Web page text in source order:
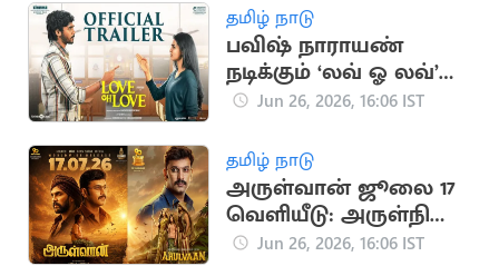
தமிழ் நாடு
பவிஷ் நாராயண்
நடிக்கும் ‘லவ் ஓ லவ்’
டிரெய்லர் வெளியீடு:
திரையரங்கு
Jun 26, 2026, 16:06 IST
தமிழ் நாடு
அருள்வான் ஜூலை 17
வெளியீடு: அருள்நிதி,
கணேஷ் விநாயகம்
Jun 26, 2026, 16:06 IST